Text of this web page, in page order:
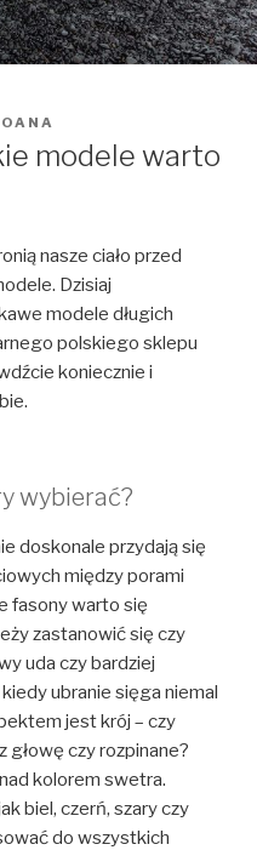
modele warto
nasze ciało przed
Dzisiaj
modele długich
polskiego sklepu
koniecznie i
wybierać?
doskonale przydają się
między porami
fasony warto się
zastanowić się czy
uda czy bardziej
ubranie sięga niemal
jest krój – czy
głowę czy rozpinane?
kolorem swetra.
biel, czerń, szary czy
do wszystkich